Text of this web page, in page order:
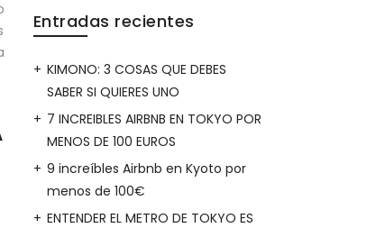
Entradas recientes
KIMONO: 3 COSAS QUE DEBES
SABER SI QUIERES UNO
7 INCREIBLES AIRBNB EN TOKYO POR
MENOS DE 100 EUROS
9 increíbles Airbnb en Kyoto por
menos de 100€
ENTENDER EL METRO DE TOKYO ES